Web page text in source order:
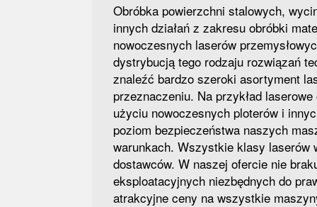
Obróbka powierzchni stalowych,
innych działań z zakresu obróbki
nowoczesnych laserów
dystrybucją tego rodzaju rozwiązań
znaleźć bardzo szeroki asortyment
przeznaczeniu. Na przykład
użyciu nowoczesnych ploterów i
poziom bezpieczeństwa naszych
warunkach. Wszystkie klasy laserów
dostawców. W naszej ofercie nie
eksploatacyjnych niezbędnych do
atrakcyjne ceny na wszystkie